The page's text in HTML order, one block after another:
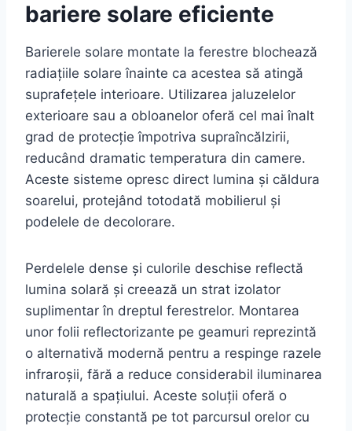
bariere solare eficiente
Barierele solare montate la ferestre blochează
radiațiile solare înainte ca acestea să atingă
suprafețele interioare. Utilizarea jaluzelelor
exterioare sau a obloanelor oferă cel mai înalt
grad de protecție împotriva supraîncălzirii,
reducând dramatic temperatura din camere.
Aceste sisteme opresc direct lumina și căldura
soarelui, protejând totodată mobilierul și
podelele de decolorare.
Perdelele dense și culorile deschise reflectă
lumina solară și creează un strat izolator
suplimentar în dreptul ferestrelor. Montarea
unor folii reflectorizante pe geamuri reprezintă
o alternativă modernă pentru a respinge razele
infraroșii, fără a reduce considerabil iluminarea
naturală a spațiului. Aceste soluții oferă o
protecție constantă pe tot parcursul orelor cu